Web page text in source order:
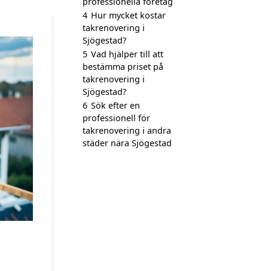
4 Hur mycket kostar
takrenovering i
Sjögestad?
5 Vad hjälper till att
bestämma priset på
takrenovering i
Sjögestad?
6 Sök efter en
professionell för
takrenovering i andra
städer nära Sjögestad